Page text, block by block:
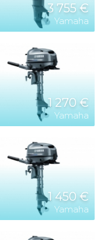
3 755 €
Yamaha
1 270 €
Yamaha
1 450 €
Yamaha